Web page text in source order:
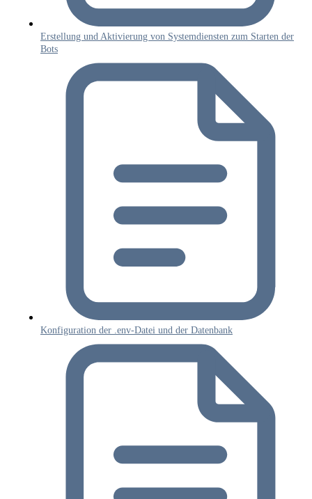
Erstellung und Aktivierung von Systemdiensten zum Starten der
Bots
Konfiguration der .env-Datei und der Datenbank